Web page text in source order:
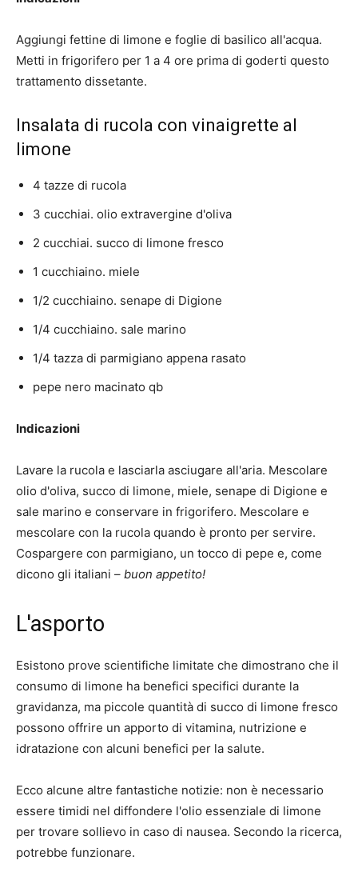
Aggiungi fettine di limone e foglie di basilico all'acqua.
Metti in frigorifero per 1 a 4 ore prima di goderti questo
trattamento dissetante.
Insalata di rucola con vinaigrette al
limone
4 tazze di rucola
3 cucchiai. olio extravergine d'oliva
2 cucchiai. succo di limone fresco
1 cucchiaino. miele
1/2 cucchiaino. senape di Digione
1/4 cucchiaino. sale marino
1/4 tazza di parmigiano appena rasato
pepe nero macinato qb
Indicazioni
Lavare la rucola e lasciarla asciugare all'aria. Mescolare
olio d'oliva, succo di limone, miele, senape di Digione e
sale marino e conservare in frigorifero. Mescolare e
mescolare con la rucola quando è pronto per servire.
Cospargere con parmigiano, un tocco di pepe e, come
dicono gli italiani – buon appetito!
L'asporto
Esistono prove scientifiche limitate che dimostrano che il
consumo di limone ha benefici specifici durante la
gravidanza, ma piccole quantità di succo di limone fresco
possono offrire un apporto di vitamina, nutrizione e
idratazione con alcuni benefici per la salute.
Ecco alcune altre fantastiche notizie: non è necessario
essere timidi nel diffondere l'olio essenziale di limone
per trovare sollievo in caso di nausea. Secondo la ricerca,
potrebbe funzionare.